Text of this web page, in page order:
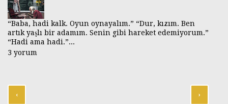
“Baba, hadi kalk. Oyun oynayalım.” “Dur, kızım. Ben
artık yaşlı bir adamım. Senin gibi hareket edemiyorum.”
“Hadi ama hadi.”...
3 yorum
‹ ›